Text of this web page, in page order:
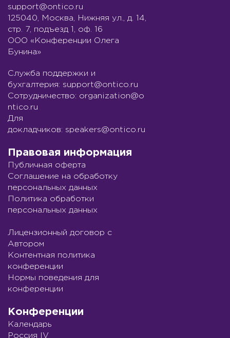
support@ontico.ru
125040, Москва, Нижняя ул., д. 14,
стр. 7, подъезд 1, оф. 16
ООО «Конференции Олега
Бунина»
Служба поддержки и
бухгалтерия: support@ontico.ru
Сотрудничество: organization@o
ntico.ru
Для
докладчиков: speakers@ontico.ru
Конференции
Календарь
Россия IV
Правовая информация
Публичная оферта
Соглашение на обработку
персональных данных
Политика обработки
персональных данных
Лицензионный договор с
Автором
Контентная политика
конференции
Нормы поведения для
конференции